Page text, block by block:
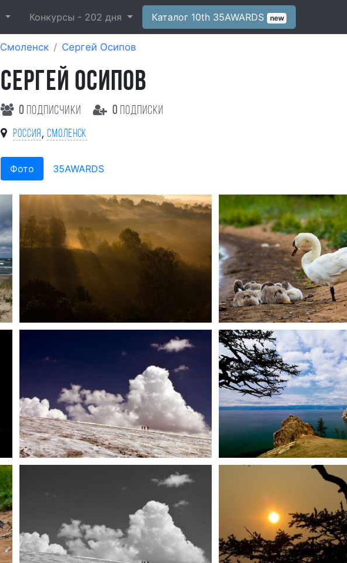
Конкурсы - 202 дня Каталог 10th 35AWARDS new
Смоленск Сергей Осипов
СЕРГЕЙ ОСИПОВ
0 подписчики 0 подписки
Россия, Смоленск
Фото 35AWARDS